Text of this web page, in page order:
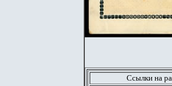
Ссылки на